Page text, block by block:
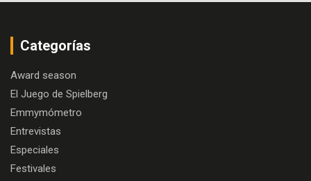
Categorías
Award season
El Juego de Spielberg
Emmymómetro
Entrevistas
Especiales
Festivales